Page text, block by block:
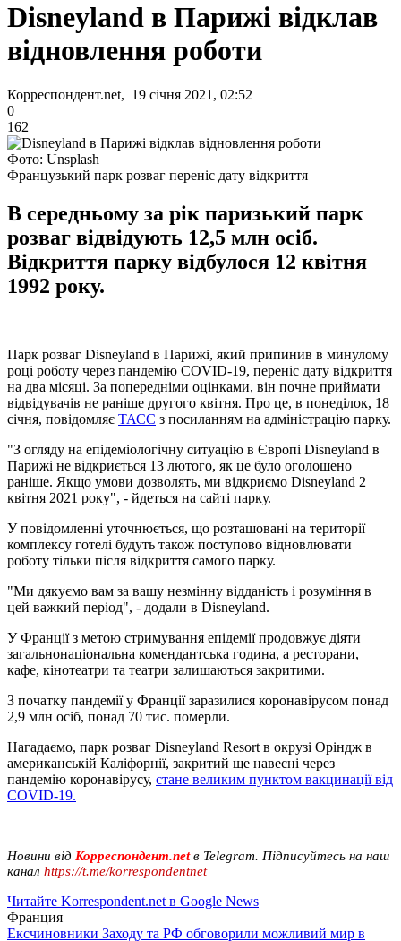
Disneyland в Парижі відклав
відновлення роботи
Корреспондент.net, 19 січня 2021, 02:52
0
162
Фото: Unsplash
Французький парк розваг переніс дату відкриття
В середньому за рік паризький парк
розваг відвідують 12,5 млн осіб.
Відкриття парку відбулося 12 квітня
1992 року.
Парк розваг Disneyland в Парижі, який припинив в минулому
році роботу через пандемію COVID-19, переніс дату відкриття
на два місяці. За попередніми оцінками, він почне приймати
відвідувачів не раніше другого квітня. Про це, в понеділок, 18
січня, повідомляє ТАСС з посиланням на адміністрацію парку.
"З огляду на епідеміологічну ситуацію в Європі Disneyland в
Парижі не відкриється 13 лютого, як це було оголошено
раніше. Якщо умови дозволять, ми відкриємо Disneyland 2
квітня 2021 року", - йдеться на сайті парку.
У повідомленні уточнюється, що розташовані на території
комплексу готелі будуть також поступово відновлювати
роботу тільки після відкриття самого парку.
"Ми дякуємо вам за вашу незмінну відданість і розуміння в
цей важкий період", - додали в Disneyland.
У Франції з метою стримування епідемії продовжує діяти
загальнонаціональна комендантська година, а ресторани,
кафе, кінотеатри та театри залишаються закритими.
З початку пандемії у Франції заразилися коронавірусом понад
2,9 млн осіб, понад 70 тис. померли.
Нагадаємо, парк розваг Disneyland Resort в окрузі Оріндж в
американській Каліфорнії, закритий ще навесні через
пандемію коронавірусу, стане великим пунктом вакцинації від
COVID-19.
Новини від Корреспондент.netв Telegram. Підписуйтесь на наш
канал https://t.me/korrespondentnet
Читайте Korrespondent.net в Google News
Франция
Ексчиновники Заходу та РФ обговорили можливий мир в